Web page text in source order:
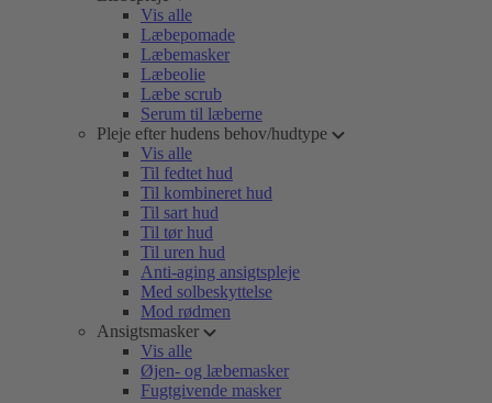
Vis alle
Læbepomade
Læbemasker
Læbeolie
Læbe scrub
Serum til læberne
Pleje efter hudens behov/hudtype
Vis alle
Til fedtet hud
Til kombineret hud
Til sart hud
Til tør hud
Til uren hud
Anti-aging ansigtspleje
Med solbeskyttelse
Mod rødmen
Ansigtsmasker
Vis alle
Øjen- og læbemasker
Fugtgivende masker